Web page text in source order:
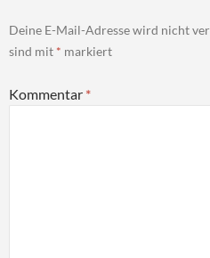
Deine E-Mail-Adresse wird nicht
sind mit * markiert
Kommentar *